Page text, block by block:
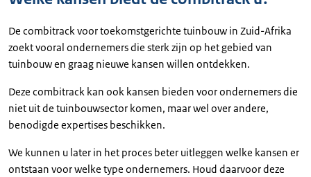
De combitrack voor toekomstgerichte tuinbouw in Zuid-Afrika
zoekt vooral ondernemers die sterk zijn op het gebied van
tuinbouw en graag nieuwe kansen willen ontdekken.
Deze combitrack kan ook kansen bieden voor ondernemers die
niet uit de tuinbouwsector komen, maar wel over andere,
benodigde expertises beschikken.
We kunnen u later in het proces beter uitleggen welke kansen er
ontstaan voor welke type ondernemers. Houd daarvoor deze